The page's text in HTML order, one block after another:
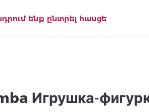
ենք ընտրել հասցե
Игрушка-